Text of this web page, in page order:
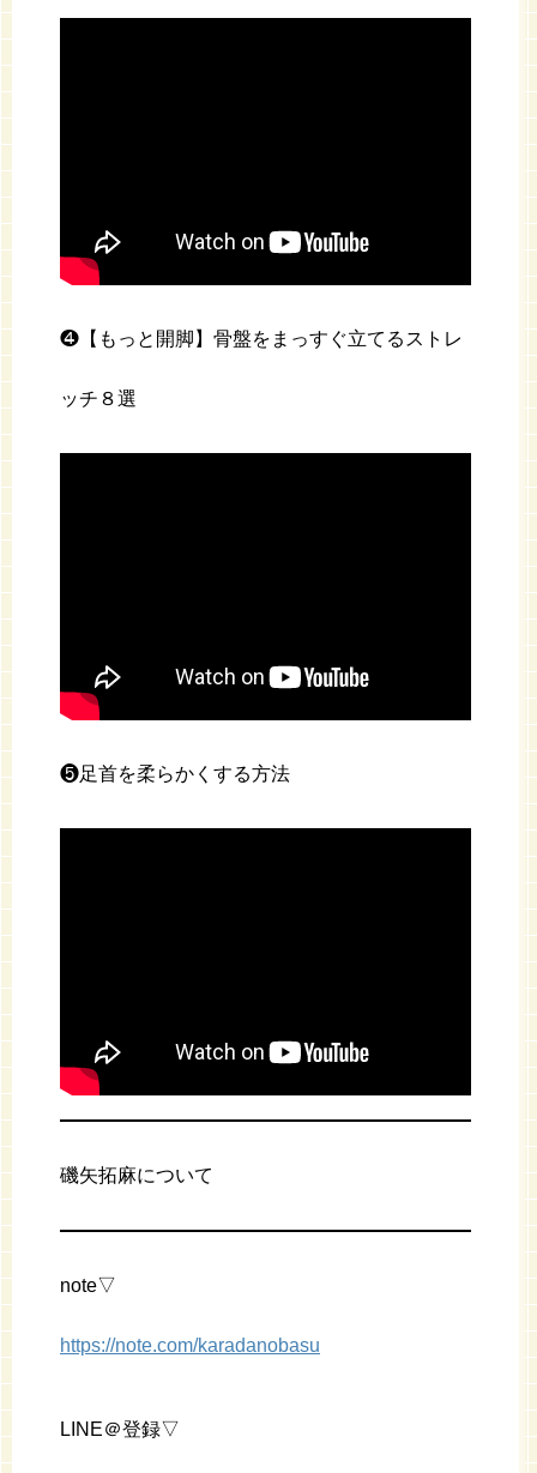
❹【もっと開脚】骨盤をまっすぐ立てるストレ
ッチ８選
❺足首を柔らかくする方法
磯矢拓麻について
note▽
https://note.com/karadanobasu
LINE＠登録▽